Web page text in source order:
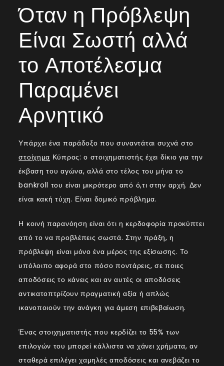
Όταν η Πρόβλεψη
Είναι Σωστή αλλά
το Αποτέλεσμα
Παραμένει
Αρνητικό
Υπάρχει ένα παράδοξο που συναντάται συχνά στο
στοίχημα Κύπρος: ο στοιχηματιστής έχει δίκιο για την
έκβαση του αγώνα, αλλά στο τέλος του μήνα το
bankroll του είναι μικρότερο από ό,τι στην αρχή. Δεν
είναι κακή τύχη. Είναι δομικό πρόβλημα.
Η κοινή παρανόηση είναι ότι η κερδοφορία προκύπτει
από το να προβλέπεις σωστά. Στην πράξη, η
πρόβλεψη είναι μόνο ένα μέρος της εξίσωσης. Το
υπόλοιπο αφορά στο πόσο ποντάρεις, σε ποιες
αποδόσεις το κάνεις και αν αυτές οι αποδόσεις
αντικατοπτρίζουν πραγματική αξία ή απλώς
ικανοποιούν την ανάγκη για άμεση επιβεβαίωση.
Ένας στοιχηματιστής που κερδίζει το 55% των
επιλογών του μπορεί κάλλιστα να χάνει χρήματα, αν
σταθερά επιλέγει χαμηλές αποδόσεις και ανεβάζει το